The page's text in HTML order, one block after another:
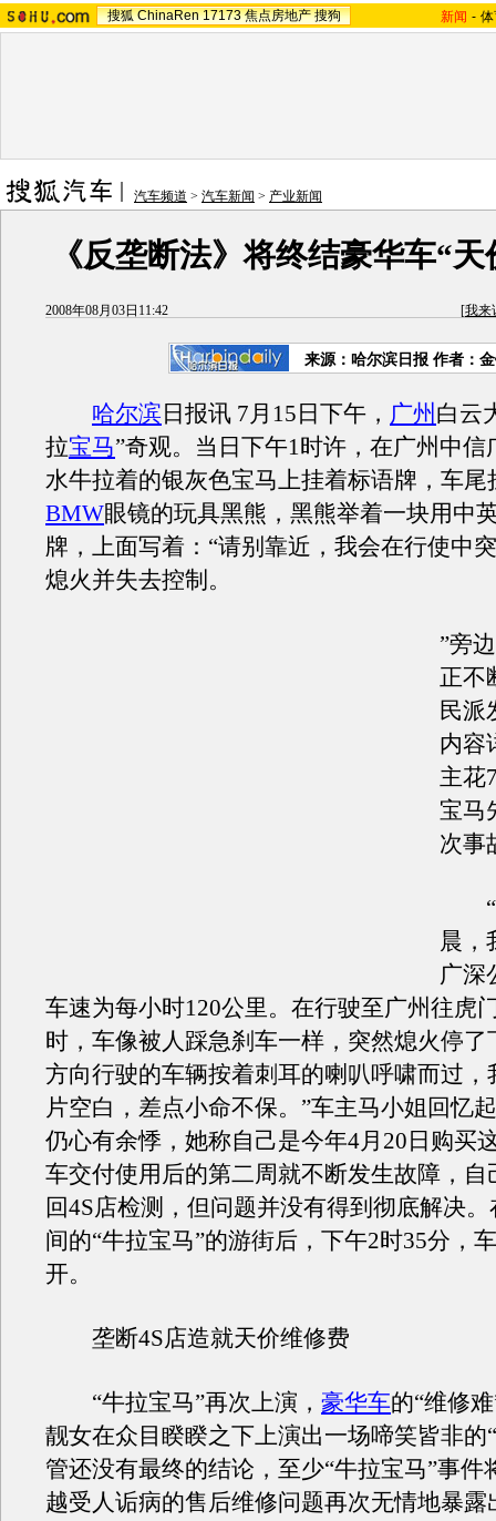
搜狐 ChinaRen 17173 焦点房地产 搜狗 新闻 -
汽车频道 > 汽车新闻 > 产业新闻
《反垄断法》将终结豪华车“
2008年08月03日11:42 [我来
来源：哈尔滨日报 作者：
哈尔滨 日报讯 7月15日下午， 广州 白云
拉宝马”奇观。当日下午1时许，在广州中信
水牛拉着的银灰色宝马上挂着标语牌，车尾
BMW眼镜的玩具黑熊，黑熊举着一块用中
牌，上面写着：“请别靠近，我会在行使中
熄火并失去控制。
”旁
正不
民派
内容
主花
宝马
次事
“7
晨，
广深
车速为每小时120公里。在行驶至广州往虎
时，车像被人踩急刹车一样，突然熄火停了
方向行驶的车辆按着刺耳的喇叭呼啸而过，
片空白，差点小命不保。”车主马小姐回忆
仍心有余悸，她称自己是今年4月20日购买
车交付使用后的第二周就不断发生故障，自
回4S店检测，但问题并没有得到彻底解决
间的“牛拉宝马”的游街后，下午2时35分，
开。
垄断4S店造就天价维修费
“牛拉宝马”再次上演， 豪华车的“维修
靓女在众目睽睽之下上演出一场啼笑皆非的
管还没有最终的结论，至少“牛拉宝马”事件
越受人诟病的售后维修问题再次无情地暴露